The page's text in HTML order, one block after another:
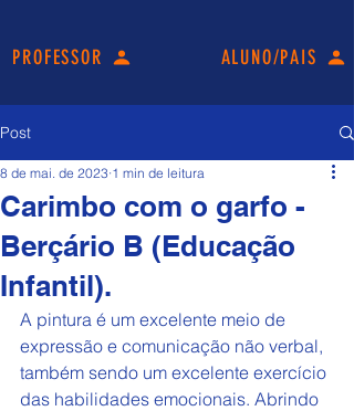
PROFESSOR ALUNO/PAIS
Post
Carimbo com o garfo -
Berçário B (Educação
Infantil).
8 de mai. de 2023 1 min de leitura
A pintura é um excelente meio de
expressão e comunicação não verbal,
também sendo um excelente exercício
das habilidades emocionais. Abrindo